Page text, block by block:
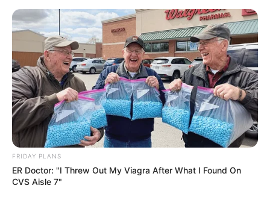
Spaßbäder und Freizeitbäder
Kinderausflugsziele
FRIDAY PLANS
ER Doctor: "I Threw Out My Viagra After What I Found On
CVS Aisle 7"